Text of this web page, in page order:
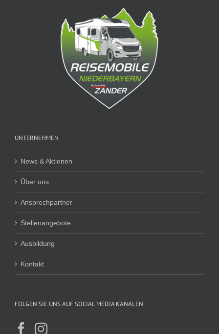
UNTERNEHMEN
News & Aktionen
Über uns
Ansprechpartner
Stellenangebote
Ausbildung
Kontakt
FOLGEN SIE UNS AUF SOCIAL MEDIA KANÄLEN